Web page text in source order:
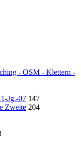
- OSM - Klettern -
Jg.-07 147
Zweite 204